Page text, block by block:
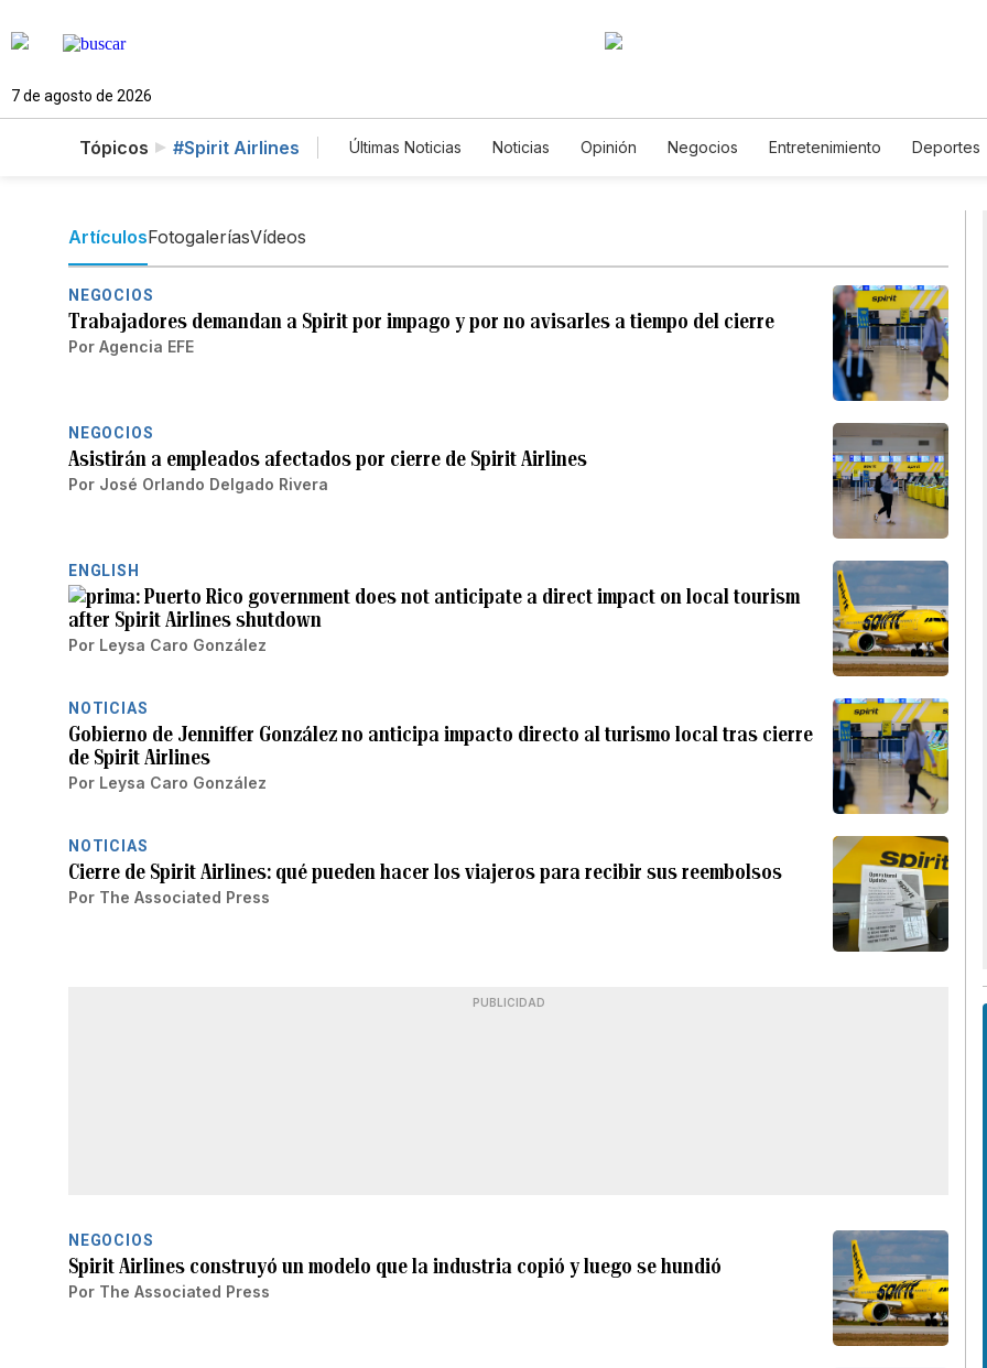
7 de agosto de 2026
Tópicos #Spirit Airlines Últimas Noticias Noticias Opinión Negocios Entretenimiento Deportes
ArtículosFotogaleríasVídeos
NEGOCIOS
Trabajadores demandan a Spirit por impago y por no avisarles a tiempo del cierre
Por Agencia EFE
NEGOCIOS
Asistirán a empleados afectados por cierre de Spirit Airlines
Por José Orlando Delgado Rivera
ENGLISH
Puerto Rico government does not anticipate a direct impact on local tourism
after Spirit Airlines shutdown
Por Leysa Caro González
NOTICIAS
Gobierno de Jenniffer González no anticipa impacto directo al turismo local tras cierre
de Spirit Airlines
Por Leysa Caro González
NOTICIAS
Cierre de Spirit Airlines: qué pueden hacer los viajeros para recibir sus reembolsos
Por The Associated Press
PUBLICIDAD
NEGOCIOS
Spirit Airlines construyó un modelo que la industria copió y luego se hundió
Por The Associated Press